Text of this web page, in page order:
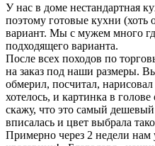
У нас в доме нестандартная
поэтому готовые кухни
вариант. Мы с мужем много
подходящего варианта.
После всех походов по
на заказ под наши размеры.
обмерил, посчитал,
хотелось, и картинка в
скажу, что это самый
вписалась и цвет выбрала
Примерно через 2 недели